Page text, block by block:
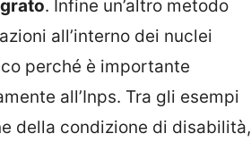
. Infine un’altro metodo
all’interno dei nuclei
perché è importante
all’Inps. Tra gli esempi
della condizione di disabilità,